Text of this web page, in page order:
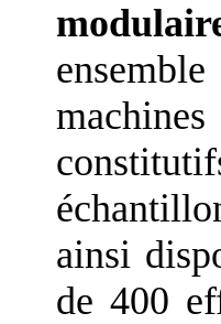
ainsi
de 400